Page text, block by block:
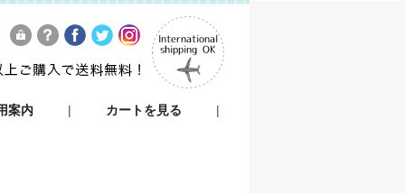
案内 カートを見る